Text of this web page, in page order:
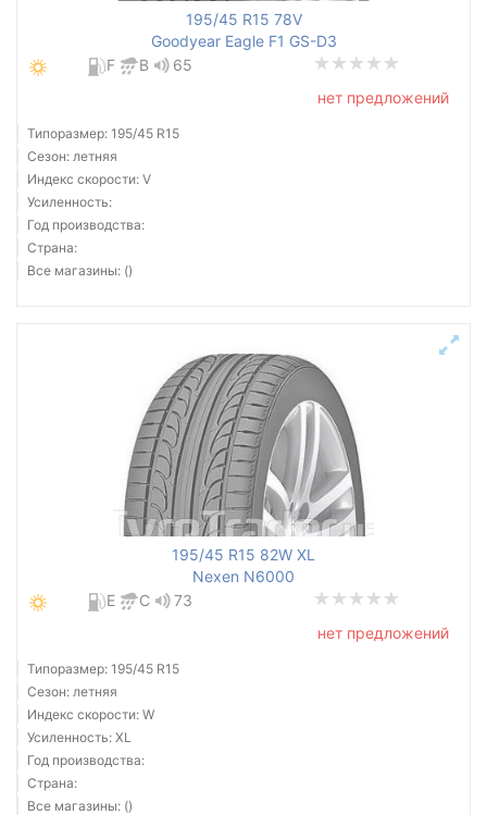
195/45 R15 78V
Goodyear Eagle F1 GS-D3
F
B
65
нет предложений
Типоразмер: 195/45 R15
Сезон: летняя
Индекс скорости: V
Усиленность:
Год производства:
Страна:
Все магазины: ()
195/45 R15 82W XL
Nexen N6000
E
C
73
нет предложений
Типоразмер: 195/45 R15
Сезон: летняя
Индекс скорости: W
Усиленность: XL
Год производства:
Страна:
Все магазины: ()